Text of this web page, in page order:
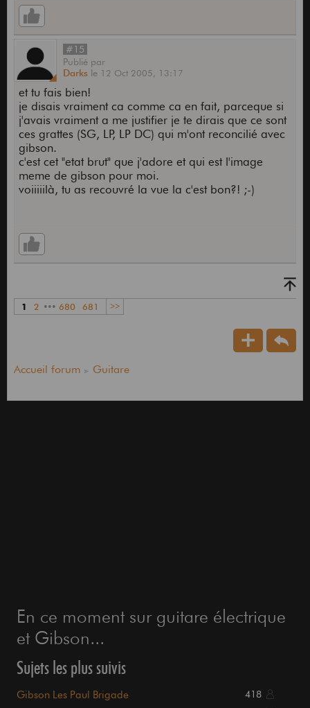
#15
Publié par
Darks le 12 Oct 2005, 13:17
et tu fais bien!
je disais vraiment ca comme ca en fait, parceque si
j'avais vraiment a me justifier je te dirais que ce sont
ces grattes (SG, LP, LP DC) qui m'ont reconcilié avec
gibson.
c'est cet "etat brut" que j'adore et qui est l'image
meme de gibson pour moi.
voiiiiilà, tu as recouvré la vue la c'est bon?! ;-)
1 2 ••• 680 681 >>
Accueil forum Guitare
En ce moment sur guitare électrique
et Gibson...
Sujets les plus suivis
Gibson Les Paul Brigade 418